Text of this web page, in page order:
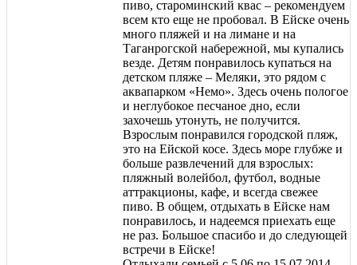
пиво, староминский квас – рекомендуем
всем кто еще не пробовал. В Ейске очень
много пляжей и на лимане и на
Таганрогской набережной, мы купались
везде. Детям понравилось купаться на
детском пляже – Меляки, это рядом с
аквапарком «Немо». Здесь очень пологое
и неглубокое песчаное дно, если
захочешь утонуть, не получится.
Взрослым понравился городской пляж,
это на Ейской косе. Здесь море глубже и
больше развлечений для взрослых:
пляжный волейбол, футбол, водные
аттракционы, кафе, и всегда свежее
пиво. В общем, отдыхать в Ейске нам
понравилось, и надеемся приехать еще
не раз. Большое спасибо и до следующей
встречи в Ейске!